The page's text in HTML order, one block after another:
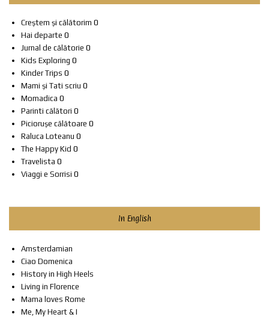
Creștem și călătorim 0
Hai departe 0
Jurnal de călătorie 0
Kids Exploring 0
Kinder Trips 0
Mami și Tati scriu 0
Momadica 0
Parinti călători 0
Piciorușe călătoare 0
Raluca Loteanu 0
The Happy Kid 0
Travelista 0
Viaggi e Sorrisi 0
In English
Amsterdamian
Ciao Domenica
History in High Heels
Living in Florence
Mama loves Rome
Me, My Heart & I